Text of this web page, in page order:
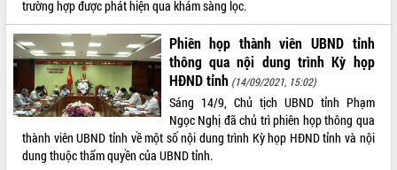
chuyển đổi số giai đoạn 2026 – 2030
với Tập đoàn Bưu chính Viễn thông
Việt Nam
Thứ trưởng Bộ Y tế làm việc với tỉnh
Đắk Lắk về phát triển nhân lực y tế
cho trạm y tế cấp xã
Du lịch Đắk Lắk nâng tầm trải nghiệm
du khách thông qua Hệ thống cơ sở dữ
liệu và Bản đồ số
trường hợp được phát hiện qua khám sàng lọc.
Phiên họp thành viên UBND tỉnh
thông qua nội dung trình Kỳ họp
HĐND tỉnh (14/09/2021, 15:02)
Sáng 14/9, Chủ tịch UBND tỉnh Phạm
Ngọc Nghị đã chủ trì phiên họp thông qua
thành viên UBND tỉnh về một số nội dung trình Kỳ họp HĐND tỉnh và nội
dung thuộc thẩm quyền của UBND tỉnh.